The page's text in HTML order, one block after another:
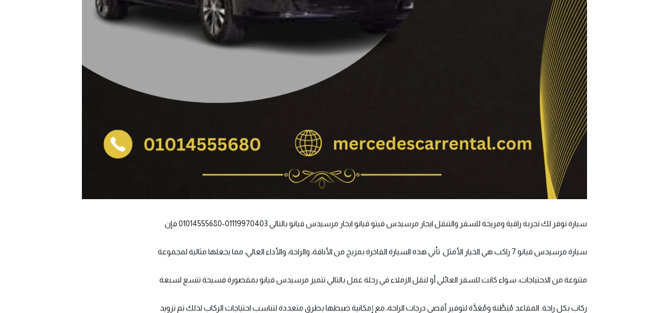
سيارة توفر لك تجربة راقية ومريحة للسفر والتنقل ايجار مرسيدس فيتو فيانو ايجار مرسيدس فيانوبالتالي 01119970403-01014555680 فإن
سيارة مرسيدس فيانو 7 راكب هي الخيار الأمثل. تأتي هذه السيارة الفاخرة بمزيج من الأناقة، والراحة، والأداء العالي، مما يجعلها مثالية لمجموعة
متنوعة من الاحتياجات، سواء كانت للسفر العائلي أو لنقل الزملاء في رحلة عمل بالتالي تتميز مرسيدس فيانو بمقصورة فسيحة تتسع لسبعة
ركاب بكل راحة. المقاعد مُبَطَّنة ومُعَدَّة لتوفير أقصى درجات الراحة، مع إمكانية ضبطها بطرق متعددة لتناسب احتياجات الركاب لذلك تم تزويد